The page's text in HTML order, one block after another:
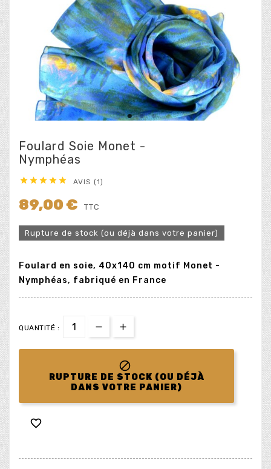
Foulard Soie Monet -
Nymphéas
     AVIS (1)
89,00 € TTC
Rupture de stock (ou déjà dans votre panier)
Foulard en soie, 40x140 cm motif Monet -
Nymphéas, fabriqué en France
QUANTITÉ :

RUPTURE DE STOCK (OU DÉJÀ
DANS VOTRE PANIER)
